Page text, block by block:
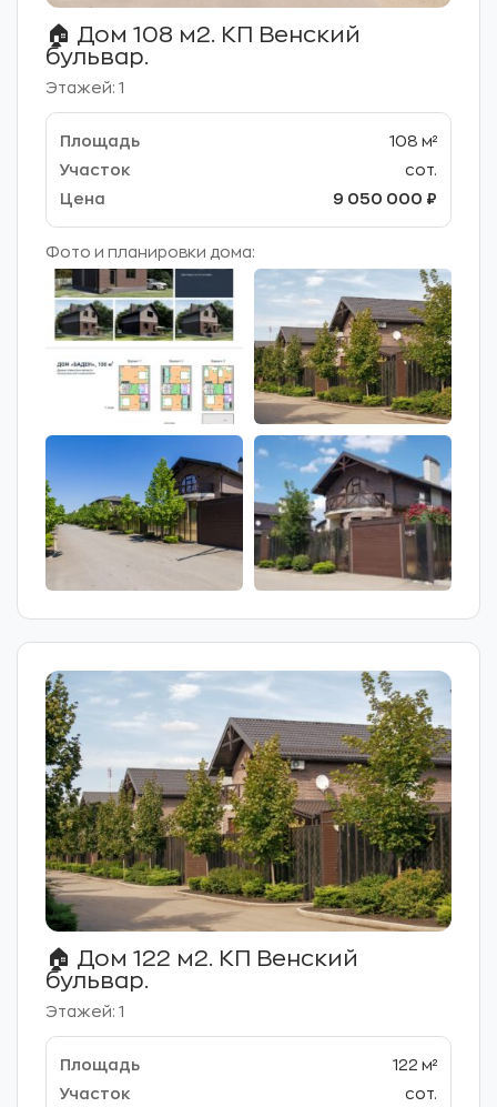
🏠 Дом 108 м2. КП Венский
бульвар.
Этажей: 1
108 м²
сот.
9 050 000 ₽
Фото и планировки дома:
🏠 Дом 122 м2. КП Венский
бульвар.
Этажей: 1
122 м²
сот.